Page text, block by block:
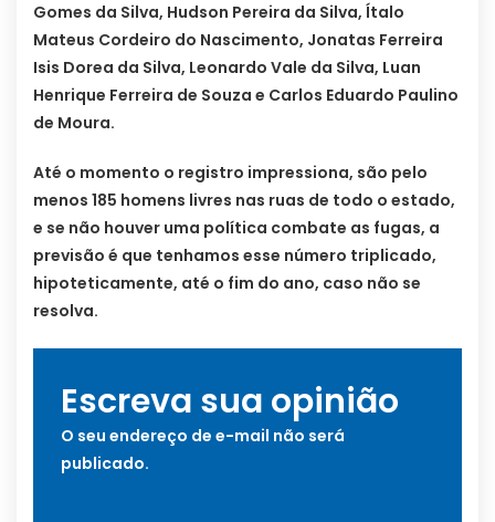
Gomes da Silva, Hudson Pereira da Silva, Ítalo
Mateus Cordeiro do Nascimento, Jonatas Ferreira
Isis Dorea da Silva, Leonardo Vale da Silva, Luan
Henrique Ferreira de Souza e Carlos Eduardo Paulino
de Moura.
Até o momento o registro impressiona, são pelo
menos 185 homens livres nas ruas de todo o estado,
e se não houver uma política combate as fugas, a
previsão é que tenhamos esse número triplicado,
hipoteticamente, até o fim do ano, caso não se
resolva.
Escreva sua opinião
O seu endereço de e-mail não será
publicado.